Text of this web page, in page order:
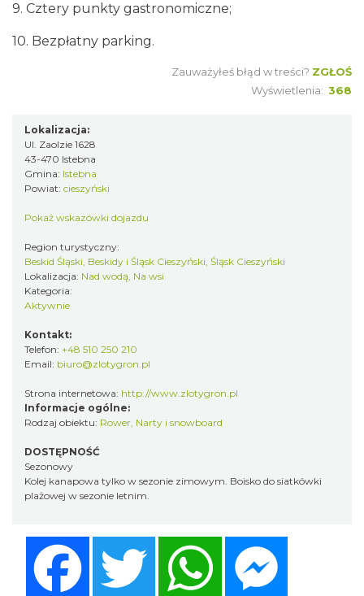
9. Cztery punkty gastronomiczne;
10. Bezpłatny parking.
Zauważyłeś błąd w treści? ZGŁOŚ
Wyświetlenia: 368
Lokalizacja:
Ul. Zaolzie 1628
43-470 Istebna
Gmina: Istebna
Powiat: cieszyński
Pokaż wskazówki dojazdu
Region turystyczny:
Beskid Śląski, Beskidy i Śląsk Cieszyński, Śląsk Cieszyński
Lokalizacja: Nad wodą, Na wsi
Kategoria:
Aktywnie
Kontakt:
Telefon: +48 510 250 210
Email: biuro@zlotygron.pl
Strona internetowa: http://www.zlotygron.pl
Informacje ogólne:
Rodzaj obiektu: Rower, Narty i snowboard
DOSTĘPNOŚĆ
Sezonowy
Kolej kanapowa tylko w sezonie zimowym. Boisko do siatkówki
plażowej w sezonie letnim.
Twitter WhatsApp